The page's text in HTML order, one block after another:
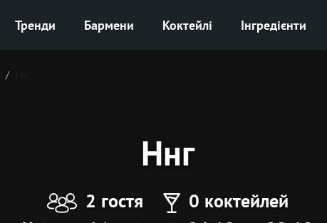
Тренди Бармени Коктейлі Інгредієнти
Ннг
2 гостя
0 коктейлей